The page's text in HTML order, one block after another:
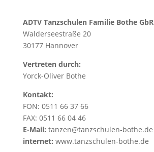
ADTV Tanzschulen Familie Bothe GbR
Walderseestraße 20
30177 Hannover
Vertreten durch:
Yorck-Oliver Bothe
Kontakt:
FON: 0511 66 37 66
FAX: 0511 66 04 46
E-Mail: tanzen@tanzschulen-bothe.de
internet: www.tanzschulen-bothe.de